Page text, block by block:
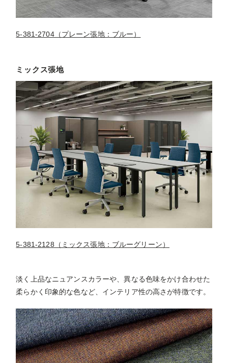
5-381-2704（プレーン張地：ブルー）
ミックス張地
5-381-2128（ミックス張地：ブルーグリーン）
淡く上品なニュアンスカラーや、異なる色味をかけ合わせた
柔らかく印象的な色など、インテリア性の高さが特徴です。